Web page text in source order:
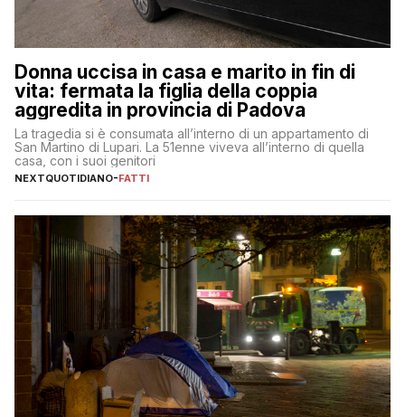
Donna uccisa in casa e marito in fin di
vita: fermata la figlia della coppia
aggredita in provincia di Padova
La tragedia si è consumata all’interno di un appartamento di
San Martino di Lupari. La 51enne viveva all’interno di quella
casa, con i suoi genitori
NEXTQUOTIDIANO-FATTI